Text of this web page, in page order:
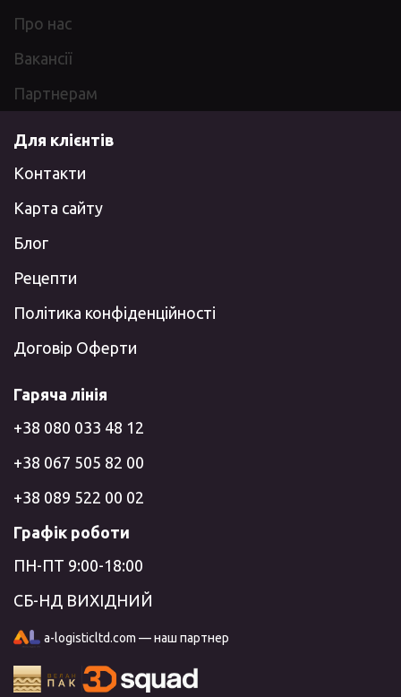
Про нас
Вакансії
Партнерам
Для клієнтів
Контакти
Карта сайту
Блог
Рецепти
Політика конфіденційності
Договір Оферти
Гаряча лінія
+38 080 033 48 12
+38 067 505 82 00
+38 089 522 00 02
Графік роботи
ПН-ПТ 9:00-18:00
СБ-НД ВИХІДНИЙ
a-logisticltd.com — наш партнер